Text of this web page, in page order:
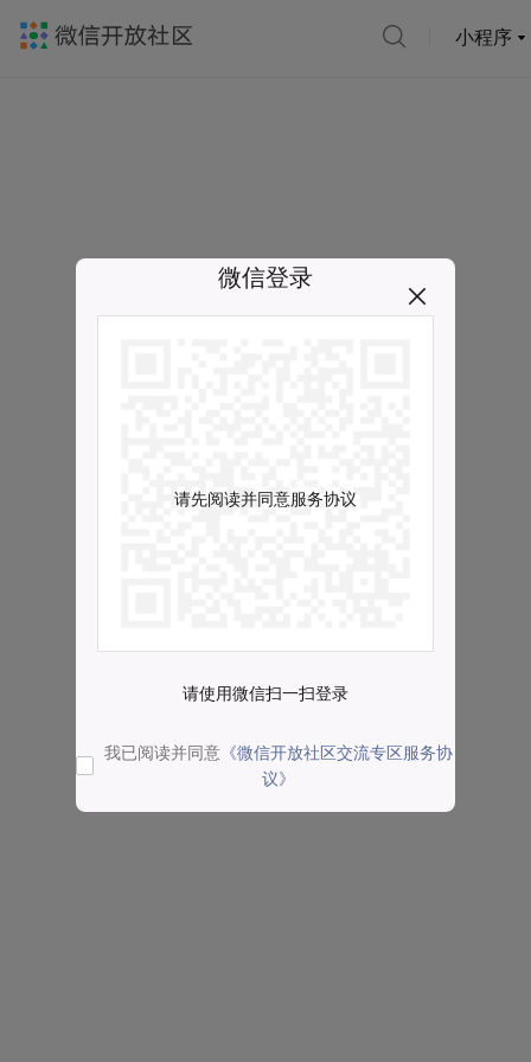
小程序
微信登录
请先阅读并同意服务协议
请使用微信扫一扫登录
我已阅读并同意 《微信开放社区交流专区服务协
议》